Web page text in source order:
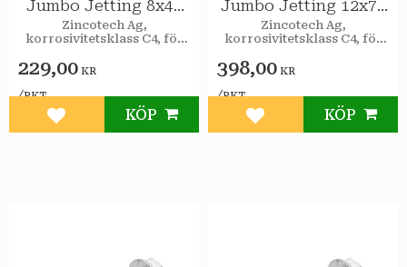
Jumbo Jetting 8x40
utv 100st/pkt
Zincotech Ag,
korrosivitetsklass C4, för
229,00 KR
/PKT
Lägg till i favoriter
KÖP
Jumbo Jetting 12x75
utv 50st/pkt
Zincotech Ag,
korrosivitetsklass C4, för
398,00 KR
/PKT
Lägg till i favoriter
KÖP